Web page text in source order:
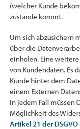
(welcher Kunde
zustande kommt.
Um sich abzusichern
über die
einholen. Eine
von Kundendaten. Es
Kunde hinter dem
einem Externen
In jedem Fall müssen
Möglichkeit des
Artikel 21 der DSGVO